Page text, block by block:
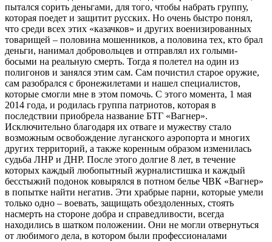
пытался сорить деньгами, для того, чтобы набрать группу,
которая поедет и защитит русских. Но очень быстро понял,
что среди всех этих «казачков» и других военизированных
товарищей – половина мошенников, а половина тех, кто брал
деньги, нанимал добровольцев и отправлял их голыми-​
босыми на реальную смерть. Тогда я полетел на один из
полигонов и занялся этим сам. Сам почистил старое оружие,
сам разобрался с бронежилетами и нашел специалистов,
которые смогли мне в этом помочь. С этого момента, 1 мая
2014 года, и родилась группа патриотов, которая в
последствии приобрела название БТГ «Вагнер».
Исключительно благодаря их отваге и мужеству стало
возможным освобождение луганского аэропорта и многих
других территорий, а также коренным образом изменилась
судьба ЛНР и ДНР. После этого долгие 8 лет, в течение
которых каждый любопытный журналистишка и каждый
бесстыжий подонок ковырялся в потном белье ЧВК «Вагнер»
в попытке найти негатив. Эти храбрые парни, которые умели
только одно – воевать, защищать обездоленных, стоять
насмерть на стороне добра и справедливости, всегда
находились в шатком положении. Они не могли отвернуться
от любимого дела, в котором были профессионалами